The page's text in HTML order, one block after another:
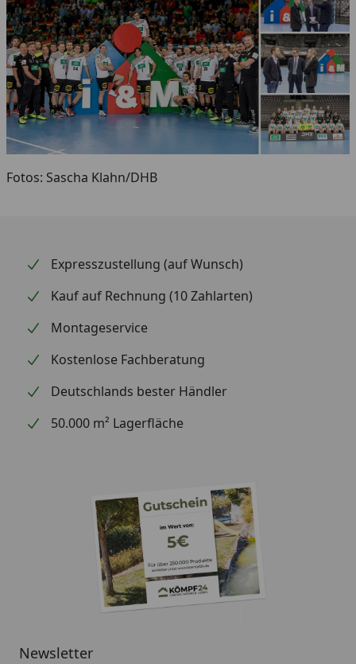
Fotos: Sascha Klahn/DHB
Expresszustellung (auf Wunsch)
Kauf auf Rechnung (10 Zahlarten)
Montageservice
Kostenlose Fachberatung
Deutschlands bester Händler
50.000 m² Lagerfläche
Newsletter